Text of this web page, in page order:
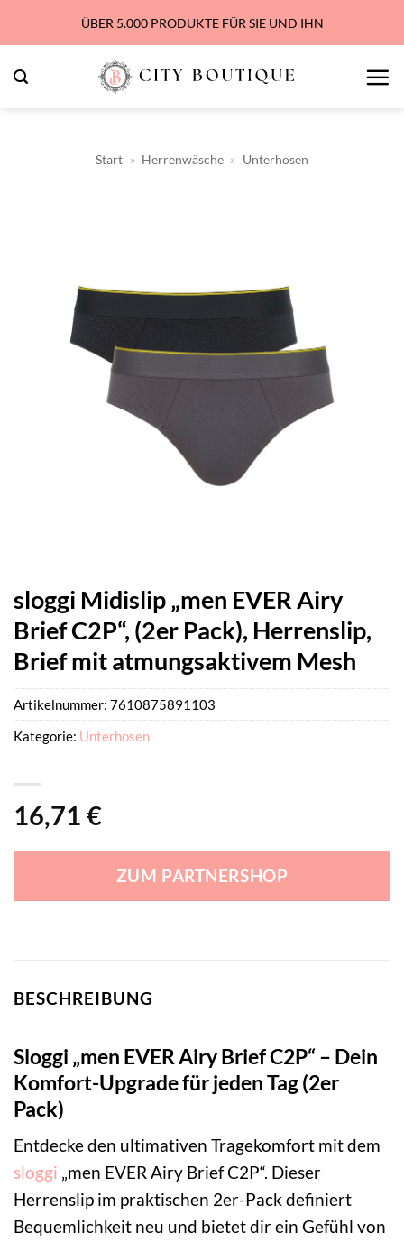
springen
ÜBER 5.000 PRODUKTE FÜR SIE UND IHN
Start » Herrenwäsche » Unterhosen
sloggi Midislip „men EVER Airy
Brief C2P“, (2er Pack), Herrenslip,
Brief mit atmungsaktivem Mesh
16,71 €
ZUM PARTNERSHOP
Artikelnummer: 7610875891103
Kategorie: Unterhosen
BESCHREIBUNG
Sloggi „men EVER Airy Brief C2P“ – Dein
Komfort-Upgrade für jeden Tag (2er
Pack)
Entdecke den ultimativen Tragekomfort mit dem
sloggi „men EVER Airy Brief C2P“. Dieser
Herrenslip im praktischen 2er-Pack definiert
Bequemlichkeit neu und bietet dir ein Gefühl von